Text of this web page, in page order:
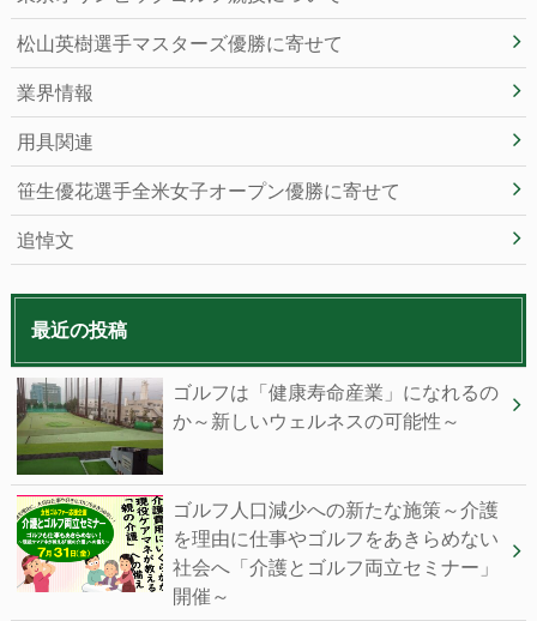
松山英樹選手マスターズ優勝に寄せて
業界情報
用具関連
笹生優花選手全米女子オープン優勝に寄せて
追悼文
最近の投稿
ゴルフは「健康寿命産業」になれるの
か～新しいウェルネスの可能性～
ゴルフ人口減少への新たな施策～介護
を理由に仕事やゴルフをあきらめない
社会へ「介護とゴルフ両立セミナー」
開催～